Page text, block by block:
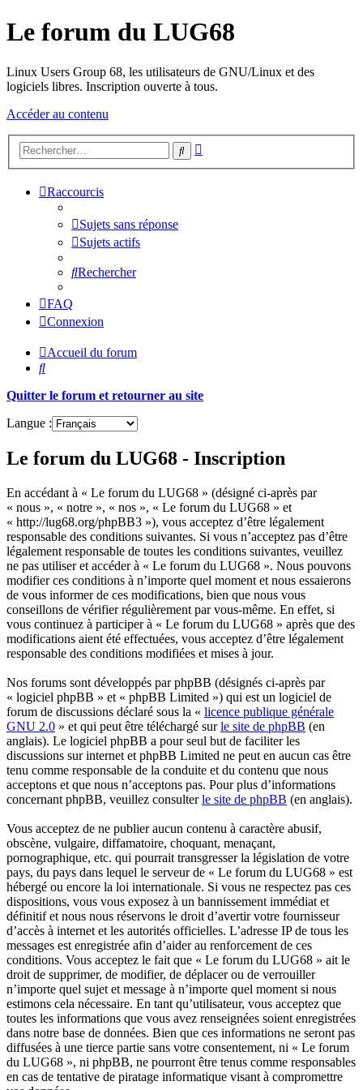
Le forum du LUG68
Linux Users Group 68, les utilisateurs de GNU/Linux et des
logiciels libres. Inscription ouverte à tous.
Accéder au contenu
Rechercher
Raccourcis
Sujets sans réponse
Sujets actifs
Rechercher
FAQ
Connexion
Accueil du forum
Rechercher
Quitter le forum et retourner au site
Langue :
Le forum du LUG68 - Inscription
En accédant à « Le forum du LUG68 » (désigné ci-après par
« nous », « notre », « nos », « Le forum du LUG68 » et
« http://lug68.org/phpBB3 »), vous acceptez d’être légalement
responsable des conditions suivantes. Si vous n’acceptez pas d’être
légalement responsable de toutes les conditions suivantes, veuillez
ne pas utiliser et accéder à « Le forum du LUG68 ». Nous pouvons
modifier ces conditions à n’importe quel moment et nous essaierons
de vous informer de ces modifications, bien que nous vous
conseillons de vérifier régulièrement par vous-même. En effet, si
vous continuez à participer à « Le forum du LUG68 » après que des
modifications aient été effectuées, vous acceptez d’être légalement
responsable des conditions modifiées et mises à jour.
Nos forums sont développés par phpBB (désignés ci-après par
« logiciel phpBB » et « phpBB Limited ») qui est un logiciel de
forum de discussions déclaré sous la « licence publique générale
GNU 2.0 » et qui peut être téléchargé surle site de phpBB (en
anglais). Le logiciel phpBB a pour seul but de faciliter les
discussions sur internet et phpBB Limited ne peut en aucun cas être
tenu comme responsable de la conduite et du contenu que nous
acceptons et que nous n’acceptons pas. Pour plus d’informations
concernant phpBB, veuillez consulterle site de phpBB (en anglais).
Vous acceptez de ne publier aucun contenu à caractère abusif,
obscène, vulgaire, diffamatoire, choquant, menaçant,
pornographique, etc. qui pourrait transgresser la législation de votre
pays, du pays dans lequel le serveur de « Le forum du LUG68 » est
hébergé ou encore la loi internationale. Si vous ne respectez pas ces
dispositions, vous vous exposez à un bannissement immédiat et
définitif et nous nous réservons le droit d’avertir votre fournisseur
d’accès à internet et les autorités officielles. L’adresse IP de tous les
messages est enregistrée afin d’aider au renforcement de ces
conditions. Vous acceptez le fait que « Le forum du LUG68 » ait le
droit de supprimer, de modifier, de déplacer ou de verrouiller
n’importe quel sujet et message à n’importe quel moment si nous
estimons cela nécessaire. En tant qu’utilisateur, vous acceptez que
toutes les informations que vous avez renseignées soient enregistrées
dans notre base de données. Bien que ces informations ne seront pas
diffusées à une tierce partie sans votre consentement, ni « Le forum
du LUG68 », ni phpBB, ne pourront être tenus comme responsables
en cas de tentative de piratage informatique visant à compromettre